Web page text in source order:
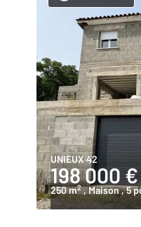
UNIEUX 42
198 000 €
250 m2 , Maison, 5